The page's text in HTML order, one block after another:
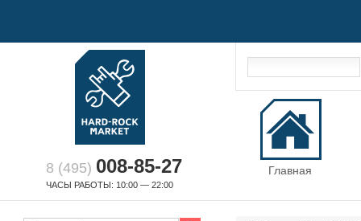
8 (495) 008-85-27
ЧАСЫ РАБОТЫ: 10:00 — 22:00
Главная